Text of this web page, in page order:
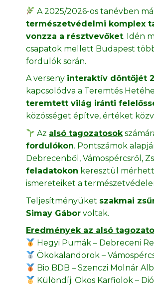
A 2025/2026-os tanévben
természetvédelmi komplex
vonzza a résztvevőket. Idén
csapatok mellett Budapest
fordulók során.
A verseny interaktív döntőjét
kapcsolódva a Teremtés
teremtett világ iránti
közösséget építve, értéket
Az alsó tagozatosok
fordulókon. Pontszámok
Debrecenből, Vámospércsről,
feladatokon keresztül
ismereteiket a
Teljesítményüket szakmai
Simay Gábor voltak.
Eredmények az alsó
Hegyi Pumák – Debreceni
Ökokalandorok –
Bio BDB – Szenczi Molnár
Különdíj: Okos Karfiolok –